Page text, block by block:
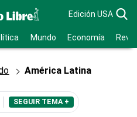
Edición USA
Mundo Economía
América Latina
SEGUIR TEMA +